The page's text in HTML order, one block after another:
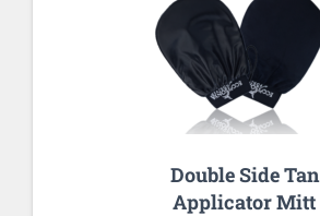
Double Side Tan
Applicator Mitt